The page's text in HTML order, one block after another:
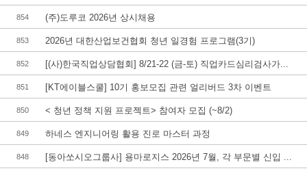
854 (주)도루코 2026년 상시채용
853 2026년 대한산업보건협회 청년 일경험 프로그램(3기)
852 [(사)한국직업상담협회] 8/21-22 (금-토) 직업카드심리검사가...
851 [KT에이블스쿨] 10기 홍보모집 관련 얼리버드 3차 이벤트
850 < 청년 정책 지원 프로젝트> 참여자 모집 (~8/2)
849 하네스 엔지니어링 활용 진로 마스터 과정
848 [동아쏘시오그룹사] 용마로지스 2026년 7월, 각 부문별 신입 ...